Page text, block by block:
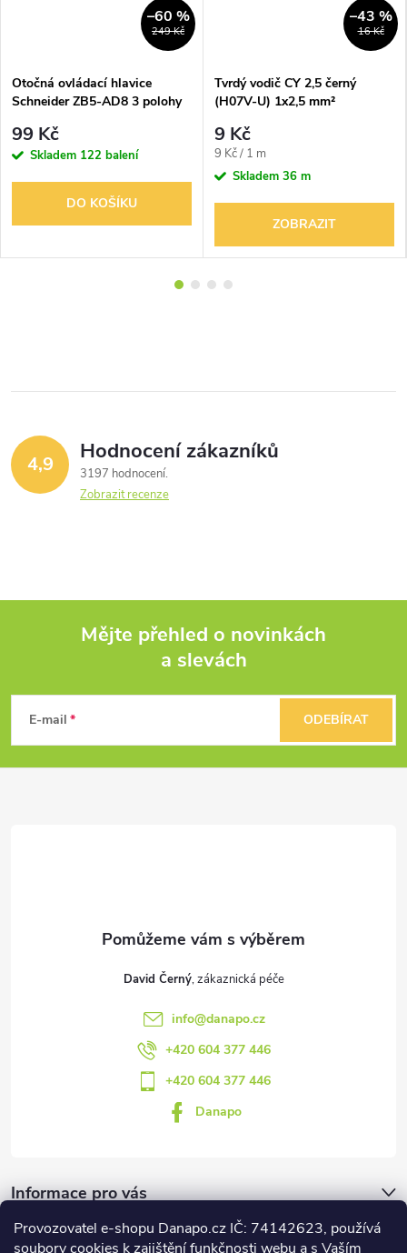
Provozovatel e-shopu Danapo.cz IČ: 74142623, používá
soubory cookies k zajištění funkčnosti webu a s Vaším
249 Kč
–60 %
Otočná ovládací hlavice
Schneider ZB5-AD8 3 polohy
99 Kč
Skladem 122 balení
DO KOŠÍKU
16 Kč
–43 %
Tvrdý vodič CY 2,5 černý
(H07V-U) 1x2,5 mm²
9 Kč
Měrná
cena:
9 Kč / 1 m
Skladem 36 m
ZOBRAZIT
4,9 Hodnocení zákazníků
3197 hodnocení
Zobrazit recenze
p
Mějte přehled o novinkách
a slevách
E-mail ODEBÍRAT
David Černý
info@danapo.cz
+420 604 377 446
+420 604 377 446
Danapo
Informace pro vás
Dotazník